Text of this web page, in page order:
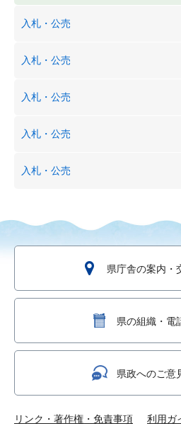
入札・公売
入札・公売
入札・公売
入札・公売
入札・公売
県庁舎の案内・
県の組織・電
県政へのご意
リンク・著作権・免責事項 利用ガ